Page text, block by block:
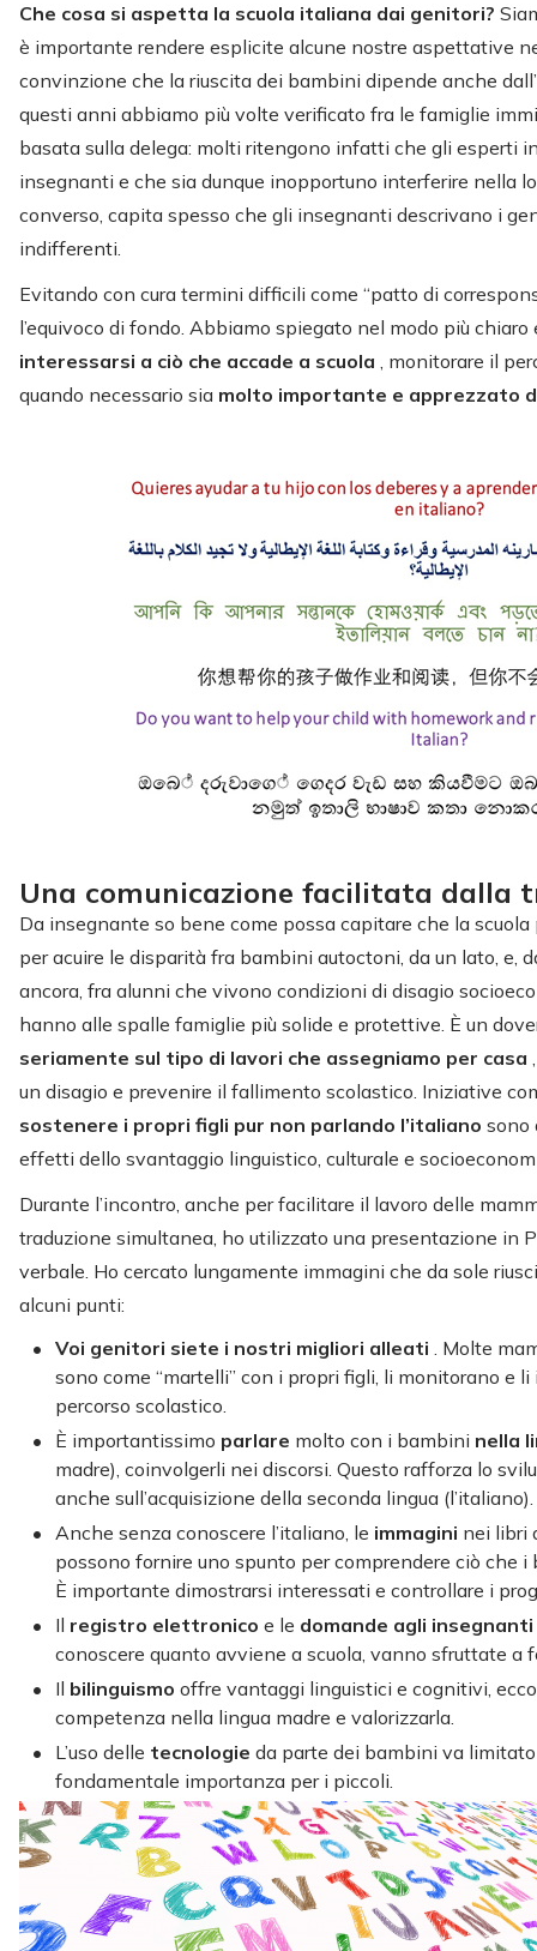
Che cosa si aspetta la scuola italiana dai genitori?
è importante rendere esplicite alcune nostre aspettative
convinzione che la riuscita dei bambini dipende anche
questi anni abbiamo più volte verificato fra le famiglie
basata sulla delega: molti ritengono infatti che gli esperti
insegnanti e che sia dunque inopportuno interferire nella
converso, capita spesso che gli insegnanti descrivano i
indifferenti.
Evitando con cura termini difficili come “patto di
l’equivoco di fondo. Abbiamo spiegato nel modo più
interessarsi a ciò che accade a scuola , monitorare il
quando necessario sia molto importante e apprezzato
Una comunicazione facilitata dalla
Da insegnante so bene come possa capitare che la
per acuire le disparità fra bambini autoctoni, da un lato, e,
ancora, fra alunni che vivono condizioni di disagio
hanno alle spalle famiglie più solide e protettive. È un
seriamente sul tipo di lavori che assegniamo per casa
un disagio e prevenire il fallimento scolastico. Iniziative
sostenere i propri figli pur non parlando l’italiano sono
effetti dello svantaggio linguistico, culturale e
Durante l’incontro, anche per facilitare il lavoro delle
traduzione simultanea, ho utilizzato una presentazione in
verbale. Ho cercato lungamente immagini che da sole
alcuni punti:
Voi genitori siete i nostri migliori alleati . Molte
sono come “martelli” con i propri figli, li monitorano e
percorso scolastico.
È importantissimo parlare molto con i bambini nella
madre), coinvolgerli nei discorsi. Questo rafforza lo
anche sull’acquisizione della seconda lingua (l’italiano).
Anche senza conoscere l’italiano, le immagini nei libri
possono fornire uno spunto per comprendere ciò che
È importante dimostrarsi interessati e controllare i
Il registro elettronico e le domande agli insegnanti
conoscere quanto avviene a scuola, vanno sfruttate a
Il bilinguismo offre vantaggi linguistici e cognitivi,
competenza nella lingua madre e valorizzarla.
L’uso delle tecnologie da parte dei bambini va
fondamentale importanza per i piccoli.